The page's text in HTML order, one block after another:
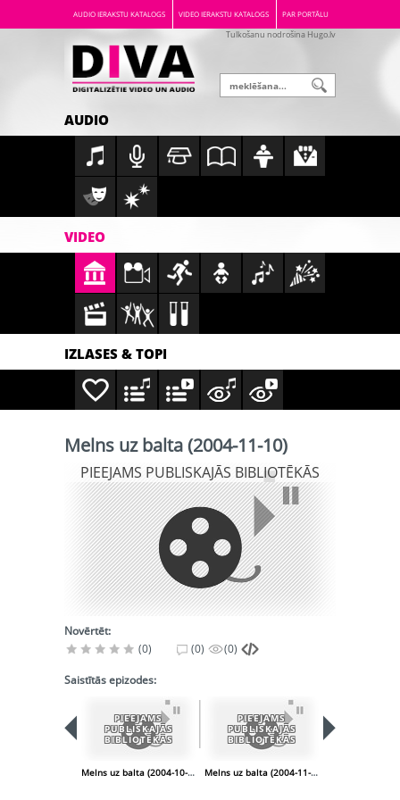
AUDIO IERAKSTU KATALOGS VIDEO IERAKSTU KATALOGS PAR PORTĀLU
Tulkošanu nodrošina Hugo.lv
AUDIO
VIDEO
IZLASES & TOPI
Melns uz balta (2004-11-10)
PIEEJAMS PUBLISKAJĀS BIBLIOTĒKĀS
Novērtēt:
(0)
(0) (0)
Saistītās epizodes:
PIEEJAMS
PUBLISKAJĀS
BIBLIOTĒKĀS
Melns uz balta (2004-10-13)
PIEEJAMS
PUBLISKAJĀS
BIBLIOTĒKĀS
Melns uz balta (2004-11-24)